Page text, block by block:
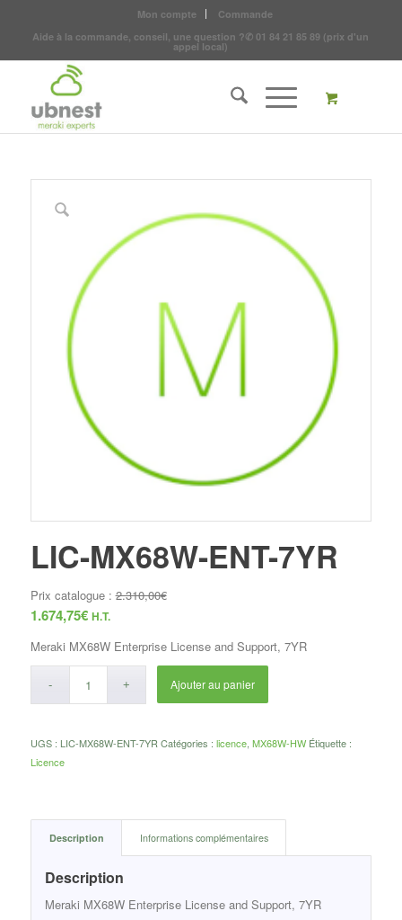
Mon compte
Commande
Aide à la commande, conseil, une question ?✆ 01 84 21 85 89 (prix d'un
appel local)
LIC-MX68W-ENT-7YR
Prix catalogue :2.310,00€
1.674,75€ H.T.
Meraki MX68W Enterprise License and Support, 7YR
Ajouter au panier
UGS : LIC-MX68W-ENT-7YR Catégories : licence, MX68W-HW Étiquette :
Licence
Description Informations complémentaires
Description
Meraki MX68W Enterprise License and Support, 7YR